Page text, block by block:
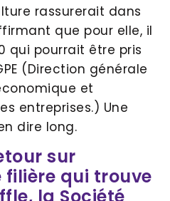
rassurerait dans
que pour elle, il
qui pourrait être pris
(Direction générale
et
entreprises.) Une
dire long.
sur
filière qui trouve